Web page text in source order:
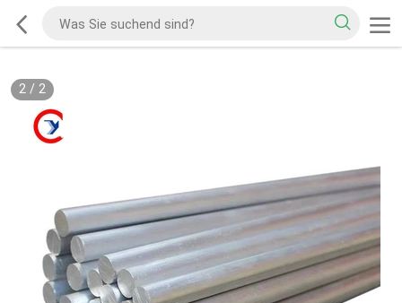
2/ 2